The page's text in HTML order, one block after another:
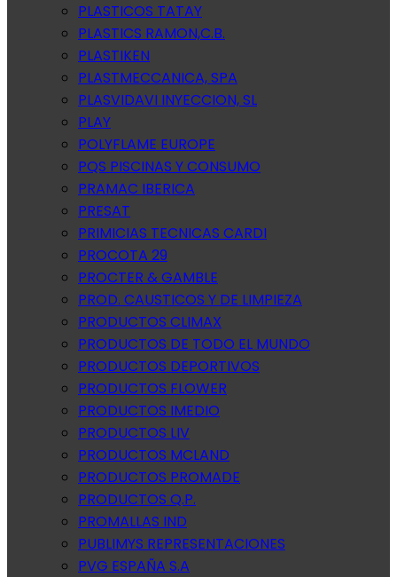
PLASTICOS TATAY
PLASTICS RAMON,C.B.
PLASTIKEN
PLASTMECCANICA, SPA
PLASVIDAVI INYECCION, SL
PLAY
POLYFLAME EUROPE
PQS PISCINAS Y CONSUMO
PRAMAC IBERICA
PRESAT
PRIMICIAS TECNICAS CARDI
PROCOTA 29
PROCTER & GAMBLE
PROD. CAUSTICOS Y DE LIMPIEZA
PRODUCTOS CLIMAX
PRODUCTOS DE TODO EL MUNDO
PRODUCTOS DEPORTIVOS
PRODUCTOS FLOWER
PRODUCTOS IMEDIO
PRODUCTOS LIV
PRODUCTOS MCLAND
PRODUCTOS PROMADE
PRODUCTOS Q.P.
PROMALLAS IND
PUBLIMYS REPRESENTACIONES
PVG ESPAÑA S.A